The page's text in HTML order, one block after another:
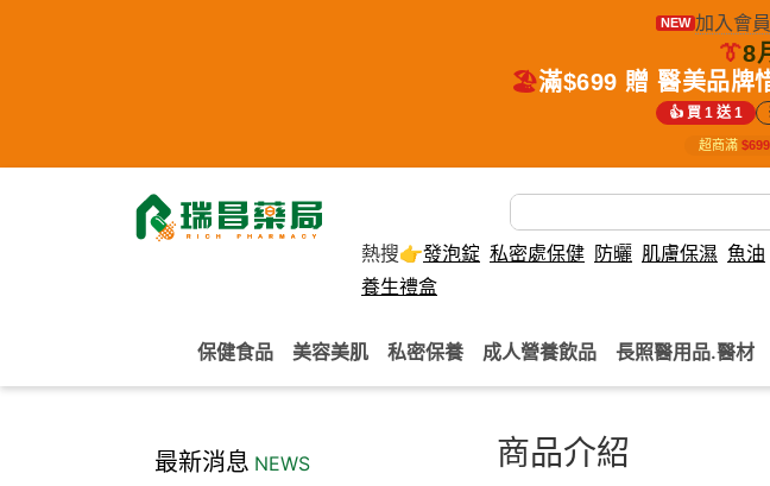
NEW 加入會
👔8
🏖️滿$699 贈 醫美品牌
👍 買 1 送 1
超商滿 $699
熱搜👉發泡錠 私密處保健 防曬 肌膚保濕 魚油
養生禮盒
保健食品 美容美肌 私密保養 成人營養飲品 長照醫用品.醫材
最新消息 NEWS 商品介紹